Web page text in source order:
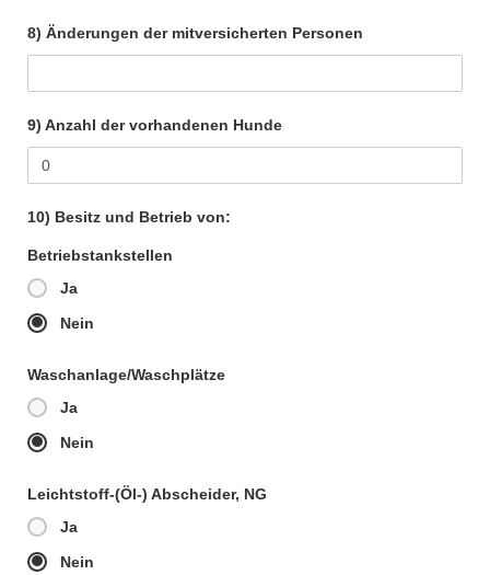
8) Änderungen der mitversicherten Personen
9) Anzahl der vorhandenen Hunde
10) Besitz und Betrieb von:
Betriebstankstellen
Ja
Nein
Waschanlage/Waschplätze
Ja
Nein
Leichtstoff-(Öl-) Abscheider, NG
Ja
Nein